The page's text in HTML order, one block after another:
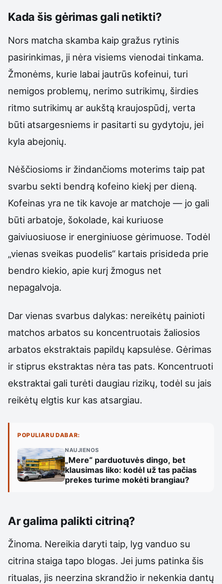
Kada šis gėrimas gali netikti?
Nors matcha skamba kaip gražus rytinis
pasirinkimas, ji nėra visiems vienodai tinkama.
Žmonėms, kurie labai jautrūs kofeinui, turi
nemigos problemų, nerimo sutrikimų, širdies
ritmo sutrikimų ar aukštą kraujospūdį, verta
būti atsargesniems ir pasitarti su gydytoju, jei
kyla abejonių.
Nėščiosioms ir žindančioms moterims taip pat
svarbu sekti bendrą kofeino kiekį per dieną.
Kofeinas yra ne tik kavoje ar matchoje — jo gali
būti arbatoje, šokolade, kai kuriuose
gaiviuosiuose ir energiniuose gėrimuose. Todėl
„vienas sveikas puodelis“ kartais prisideda prie
bendro kiekio, apie kurį žmogus net
nepagalvoja.
Dar vienas svarbus dalykas: nereikėtų painioti
matchos arbatos su koncentruotais žaliosios
arbatos ekstraktais papildų kapsulėse. Gėrimas
ir stiprus ekstraktas nėra tas pats. Koncentruoti
ekstraktai gali turėti daugiau rizikų, todėl su jais
reikėtų elgtis kur kas atsargiau.
POPULIARU DABAR:
NAUJIENOS
„Mere“ parduotuvės dingo, bet
klausimas liko: kodėl už tas pačias
prekes turime mokėti brangiau?
Ar galima palikti citriną?
Žinoma. Nereikia daryti taip, lyg vanduo su
citrina staiga tapo blogas. Jei jums patinka šis
ritualas, jis neerzina skrandžio ir nekenkia dantų